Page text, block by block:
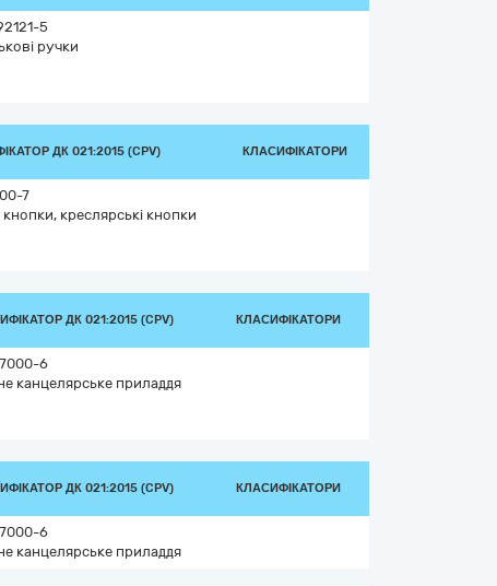
5
ручки
ДК 021:2015 (CPV) КЛАСИФІКАТОРИ
7
креслярські кнопки
ДК 021:2015 (CPV) КЛАСИФІКАТОРИ
6
канцелярське приладдя
ДК 021:2015 (CPV) КЛАСИФІКАТОРИ
6
канцелярське приладдя